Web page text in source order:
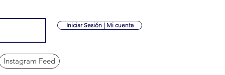
Iniciar Sesión | Mi cuenta
Instagram Feed